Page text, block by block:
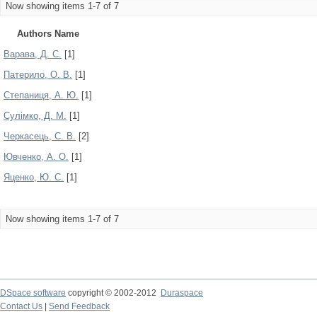
Now showing items 1-7 of 7
Authors Name
Варава, Д. С. [1]
Патерило, О. В. [1]
Степаниця, А. Ю. [1]
Сулімко, Д. М. [1]
Черкасець, С. В. [2]
Ювченко, А. О. [1]
Яценко, Ю. С. [1]
Now showing items 1-7 of 7
DSpace software copyright © 2002-2012
Duraspace
Contact Us
Send Feedback